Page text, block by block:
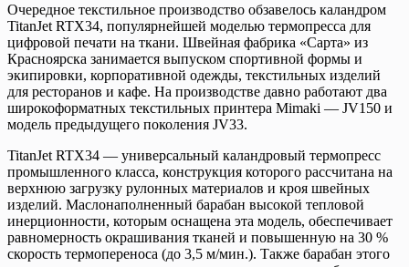
Очередное текстильное производство обзавелось каландром
TitanJet RTX34, популярнейшей моделью термопресса для
цифровой печати на ткани. Швейная фабрика «Сарта» из
Красноярска занимается выпуском спортивной формы и
экипировки, корпоративной одежды, текстильных изделий
для ресторанов и кафе. На производстве давно работают два
широкоформатных текстильных принтера Mimaki — JV150 и
модель предыдущего поколения JV33.
TitanJet RTX34 — универсальный каландровый термопресс
промышленного класса, конструкция которого рассчитана на
верхнюю загрузку рулонных материалов и кроя швейных
изделий. Маслонаполненный барабан высокой тепловой
инерционности, которым оснащена эта модель, обеспечивает
равномерность окрашивания тканей и повышенную на 30 %
скорость термопереноса (до 3,5 м/мин.). Также барабан этого